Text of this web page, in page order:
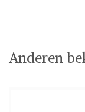
Anderen